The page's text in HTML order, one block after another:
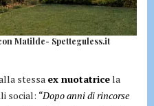
Matilde- Spetteguless.it
stessa ex nuotatricela
social: “Dopo anni di rincorse